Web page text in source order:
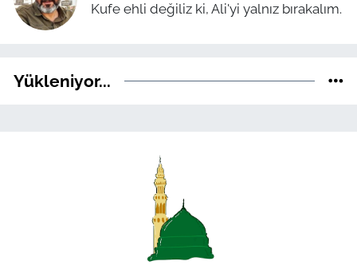
Kufe ehli değiliz ki, Ali'yi yalnız bırakalım.
Yükleniyor...